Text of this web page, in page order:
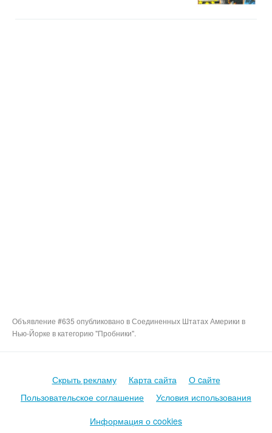
Объявление #635 опубликовано в Соединенных Штатах Америки в
Нью-Йорке в категорию "Пробники".
Скрыть рекламу Карта сайта
О cайте
Пользовательское соглашение
Условия использования
Информация о cookies